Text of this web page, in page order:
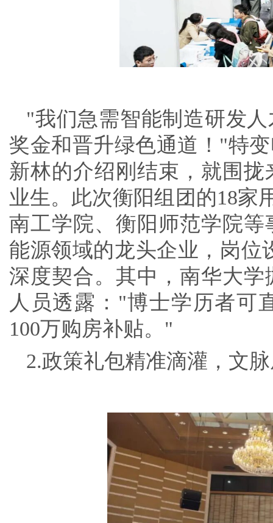
"我们急需智能制造研发
奖金和晋升绿色通道！"特
新林的介绍刚结束，就围
业生。此次衡阳组团的18家
南工学院、衡阳师范学院
能源领域的龙头企业，岗位
深度契合。其中，南华大
人员透露："博士学历者可
100万购房补贴。"
2.政策礼包精准滴灌，文